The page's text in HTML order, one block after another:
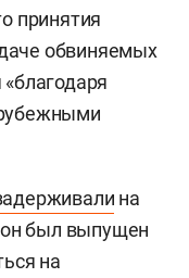
принятия
обвиняемых
на
он был выпущен
на